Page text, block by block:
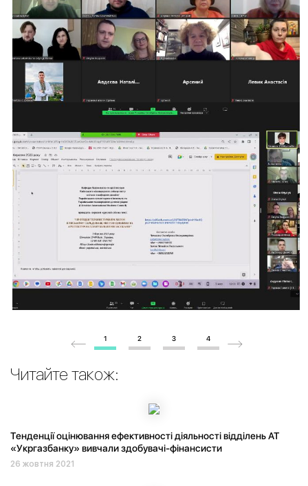
1 2 3 4
Читайте також:
Тенденції оцінювання ефективності діяльності відділень АТ
«Укргазбанку» вивчали здобувачі-фінансисти
26 жовтня 2021